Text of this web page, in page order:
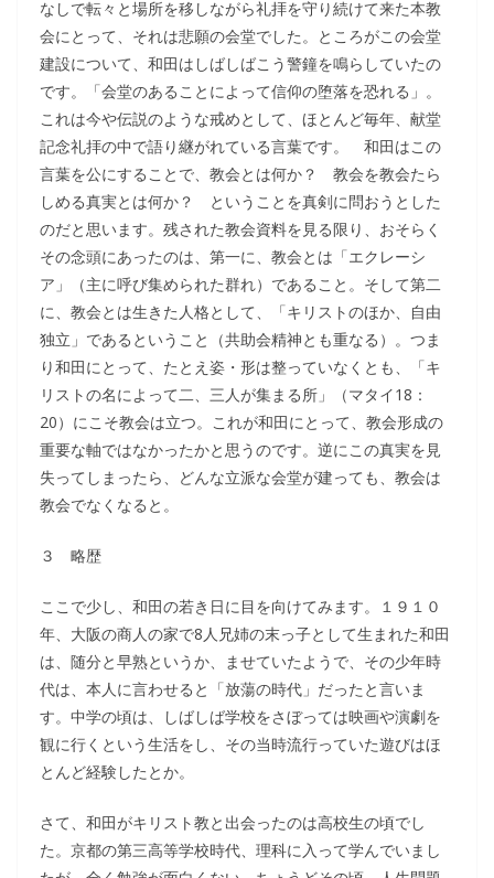
なしで転々と場所を移しながら礼拝を守り続けて来た本教
会にとって、それは悲願の会堂でした。ところがこの会堂
建設について、和田はしばしばこう警鐘を鳴らしていたの
です。「会堂のあることによって信仰の堕落を恐れる」。
これは今や伝説のような戒めとして、ほとんど毎年、献堂
記念礼拝の中で語り継がれている言葉です。 和田はこの
言葉を公にすることで、教会とは何か？ 教会を教会たら
しめる真実とは何か？ ということを真剣に問おうとした
のだと思います。残された教会資料を見る限り、おそらく
その念頭にあったのは、第一に、教会とは「エクレーシ
ア」（主に呼び集められた群れ）であること。そして第二
に、教会とは生きた人格として、「キリストのほか、自由
独立」であるということ（共助会精神とも重なる）。つま
り和田にとって、たとえ姿・形は整っていなくとも、「キ
リストの名によって二、三人が集まる所」（マタイ18：
20）にこそ教会は立つ。これが和田にとって、教会形成の
重要な軸ではなかったかと思うのです。逆にこの真実を見
失ってしまったら、どんな立派な会堂が建っても、教会は
教会でなくなると。
３ 略歴
ここで少し、和田の若き日に目を向けてみます。１９１０
年、大阪の商人の家で8人兄姉の末っ子として生まれた和田
は、随分と早熟というか、ませていたようで、その少年時
代は、本人に言わせると「放蕩の時代」だったと言いま
す。中学の頃は、しばしば学校をさぼっては映画や演劇を
観に行くという生活をし、その当時流行っていた遊びはほ
とんど経験したとか。
さて、和田がキリスト教と出会ったのは高校生の頃でし
た。京都の第三高等学校時代、理科に入って学んでいまし